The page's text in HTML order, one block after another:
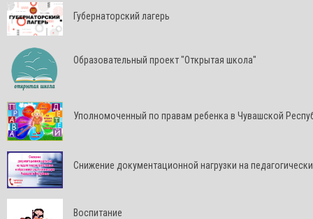
Губернаторский лагерь
Образовательный проект "Открытая школа"
Уполномоченный по правам ребенка в Чувашской
Снижение документационной нагрузки на
Воспитание